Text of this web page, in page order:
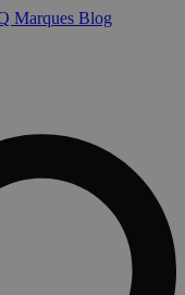
Marques Blog